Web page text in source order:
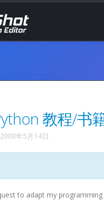
教程/书
2008年5月14日 .
to adapt my